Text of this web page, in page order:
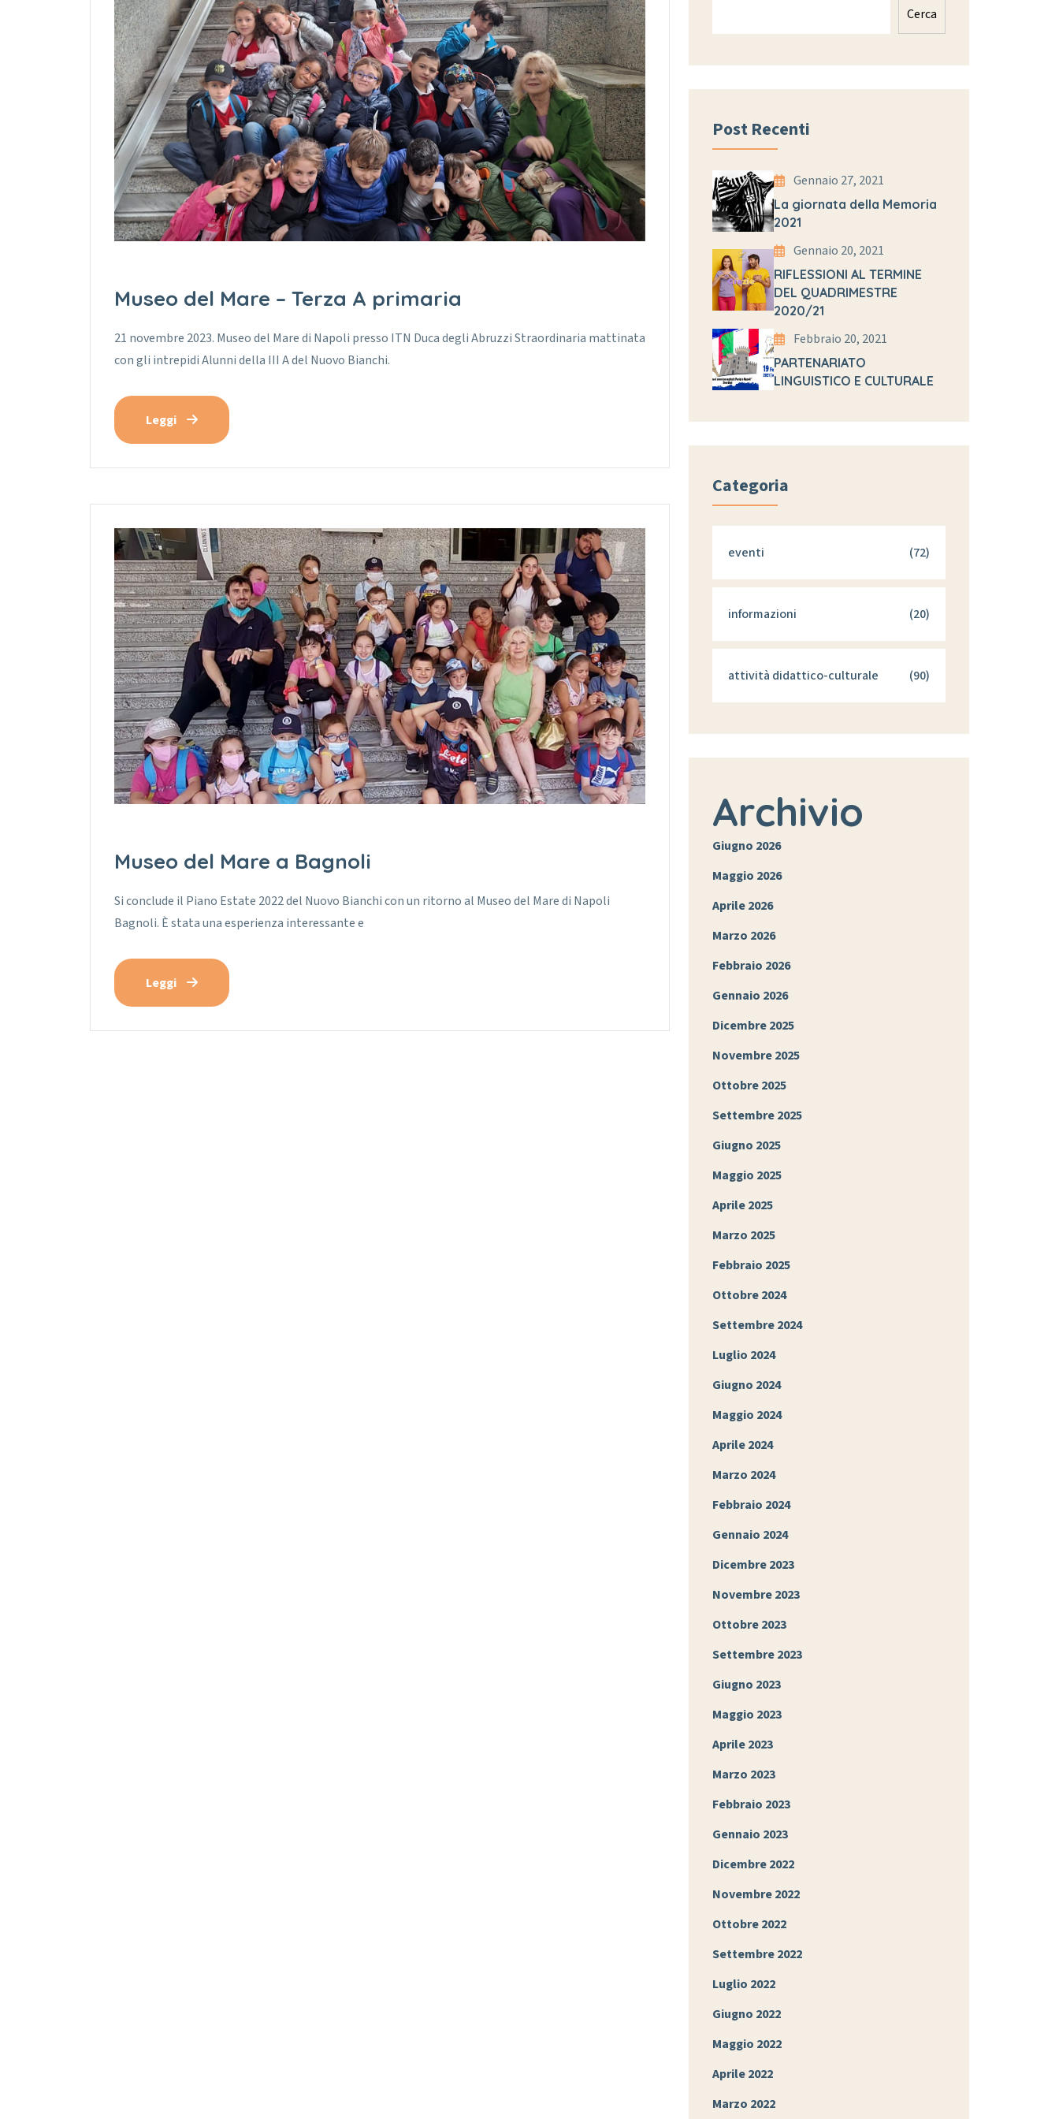
Museo del Mare – Terza A primaria
21 novembre 2023. Museo del Mare di Napoli presso ITN Duca degli Abruzzi Straordinaria mattinata
con gli intrepidi Alunni della III A del Nuovo Bianchi.
Leggi
Museo del Mare a Bagnoli
Si conclude il Piano Estate 2022 del Nuovo Bianchi con un ritorno al Museo del Mare di Napoli
Bagnoli. È stata una esperienza interessante e
Leggi
Cerca
Post Recenti
Gennaio 27, 2021
La giornata della Memoria
2021
Gennaio 20, 2021
RIFLESSIONI AL TERMINE
DEL QUADRIMESTRE
2020/21
Febbraio 20, 2021
PARTENARIATO
LINGUISTICO E CULTURALE
Categoria
eventi (72)
informazioni (20)
attività didattico-culturale (90)
Archivio
Giugno 2026
Maggio 2026
Aprile 2026
Marzo 2026
Febbraio 2026
Gennaio 2026
Dicembre 2025
Novembre 2025
Ottobre 2025
Settembre 2025
Giugno 2025
Maggio 2025
Aprile 2025
Marzo 2025
Febbraio 2025
Ottobre 2024
Settembre 2024
Luglio 2024
Giugno 2024
Maggio 2024
Aprile 2024
Marzo 2024
Febbraio 2024
Gennaio 2024
Dicembre 2023
Novembre 2023
Ottobre 2023
Settembre 2023
Giugno 2023
Maggio 2023
Aprile 2023
Marzo 2023
Febbraio 2023
Gennaio 2023
Dicembre 2022
Novembre 2022
Ottobre 2022
Settembre 2022
Luglio 2022
Giugno 2022
Maggio 2022
Aprile 2022
Marzo 2022